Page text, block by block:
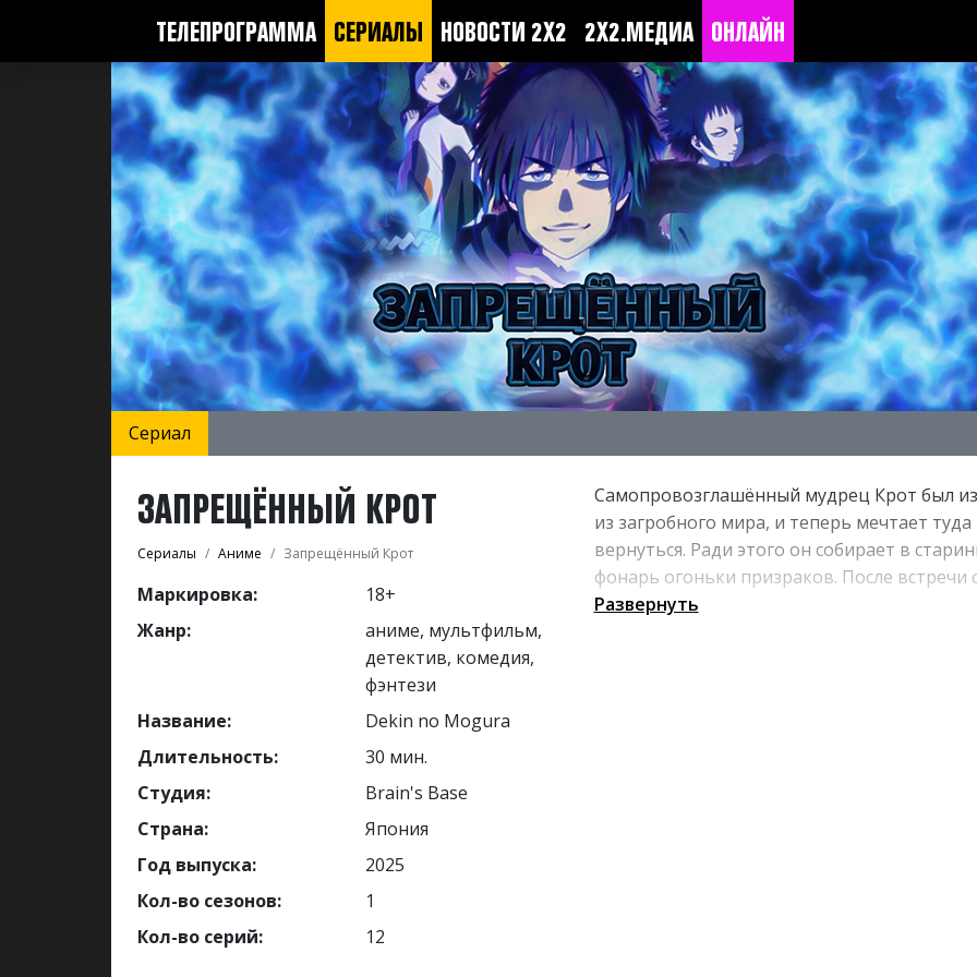
ТЕЛЕПРОГРАММА СЕРИАЛЫ НОВОСТИ 2Х2 2Х2.МЕДИА ОНЛАЙН
Сериал
ЗАПРЕЩЁННЫЙ КРОТ
Сериалы Аниме Запрещённый Крот
Маркировка:
18+
Жанр:
аниме, мультфильм,
детектив, комедия,
фэнтези
Название:
Dekin no Mogura
Длительность:
30 мин.
Студия:
Brain's Base
Страна:
Япония
Год выпуска:
2025
Кол-во сезонов:
1
Кол-во серий:
12
Самопровозглашённый мудрец Крот был
из загробного мира, и теперь мечтает туда
вернуться. Ради этого он собирает в
фонарь огоньки призраков. После встречи
героем люди начинают видеть странные
Развернуть